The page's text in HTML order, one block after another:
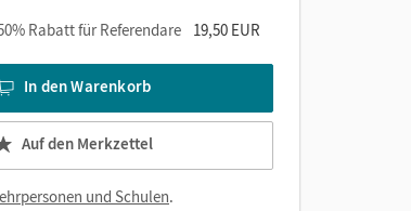
Rabatt für Referendare 19,50 EUR
In den Warenkorb
Auf den Merkzettel
und Schulen.